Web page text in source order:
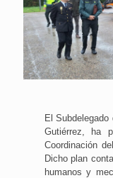
El Subdelegado
Gutiérrez, ha
Coordinación
Dicho plan
humanos y